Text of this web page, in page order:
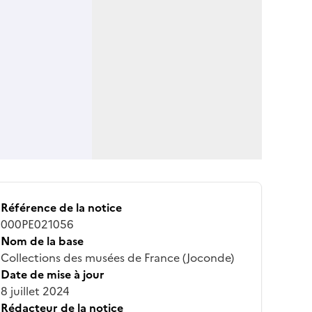
Référence de la notice
000PE021056
Nom de la base
Collections des musées de France (Joconde)
Date de mise à jour
8 juillet 2024
Rédacteur de la notice